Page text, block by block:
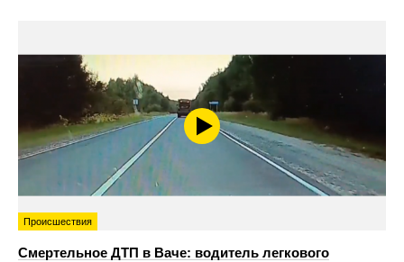
Происшествия
Смертельное ДТП в Ваче: водитель легкового